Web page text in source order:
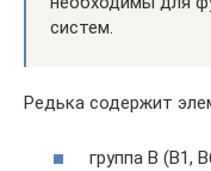
систем.
Редька содержит
группа В (В1,